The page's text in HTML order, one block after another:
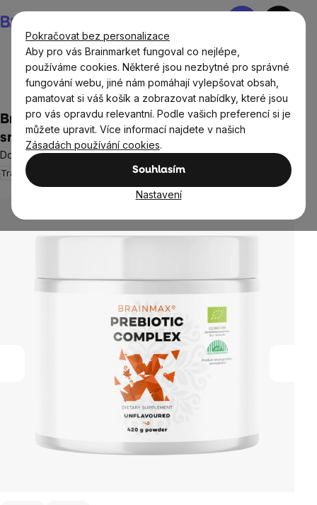
Pokračovat bez personalizace
Aby pro vás Brainmarket fungoval co nejlépe,
používáme cookies. Některé jsou nezbytné pro správné
fungování webu, jiné nám pomáhají vylepšovat obsah,
pamatovat si váš košík a zobrazovat nabídky, které jsou
pro vás opravdu relevantní. Podle vašich preferencí si je
můžete upravit. Více informací najdete v našich
Zásadách používání cookies.
Souhlasím
Nastavení
na
obsah
Nákupní
BrainMax® BrainMax® doplňky stravy
BrainMax Prebiotic Complex, prebiotická
směs, BIO, 420 g
Doplněk stravy, *CZ-BIO-001 certifikát
Trávení, střeva
je
5,0
hvězdiček.
8 hodnocení